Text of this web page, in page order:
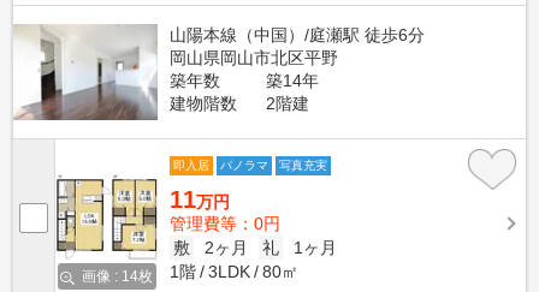
山陽本線（中国）/庭瀬駅 徒歩6分
岡山県岡山市北区平野
築年数
築14年
建物階数
2階建
画像 : 14枚
即入居 パノラマ 写真充実
11万円
管理費等：0円
敷
2ヶ月 礼
1ヶ月
1階
3LDK 80㎡